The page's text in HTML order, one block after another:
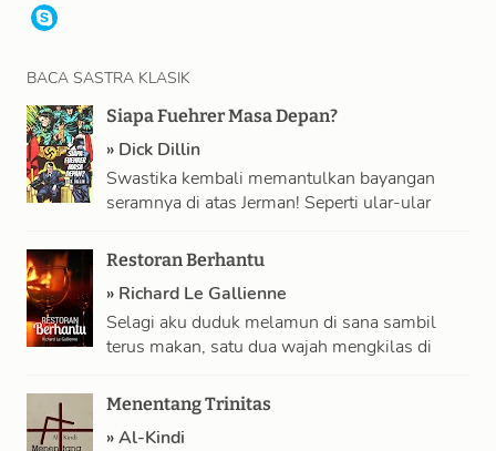
BACA SASTRA KLASIK
Siapa Fuehrer Masa Depan?
» Dick Dillin
Swastika kembali memantulkan bayangan
seramnya di atas Jerman! Seperti ular-ular
cahaya matahari, kaum Nazi …
Restoran Berhantu
» Richard Le Gallienne
Selagi aku duduk melamun di sana sambil
terus makan, satu dua wajah mengkilas di
ulang …
Menentang Trinitas
»Al-Kindi